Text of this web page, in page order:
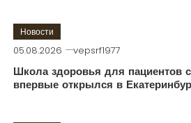
Новости
05.08.2026 vepsrf1977
Школа здоровья для пациентов
впервые открылся в